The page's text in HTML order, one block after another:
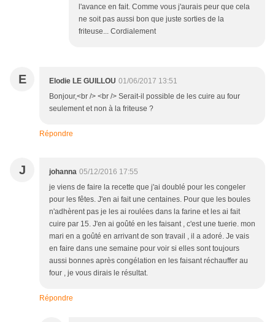
l'avance en fait. Comme vous j'aurais peur que cela
ne soit pas aussi bon que juste sorties de la
friteuse... Cordialement
E Elodie LE GUILLOU 01/06/2017 13:51
Bonjour,<br /> <br /> Serait-il possible de les cuire au four
seulement et non à la friteuse ?
Répondre
J johanna 05/12/2016 17:55
je viens de faire la recette que j'ai doublé pour les congeler
pour les fêtes. J'en ai fait une centaines. Pour que les boules
n'adhèrent pas je les ai roulées dans la farine et les ai fait
cuire par 15. J'en ai goûté en les faisant , c'est une tuerie. mon
mari en a goûté en arrivant de son travail , il a adoré. Je vais
en faire dans une semaine pour voir si elles sont toujours
aussi bonnes après congélation en les faisant réchauffer au
four , je vous dirais le résultat.
Répondre